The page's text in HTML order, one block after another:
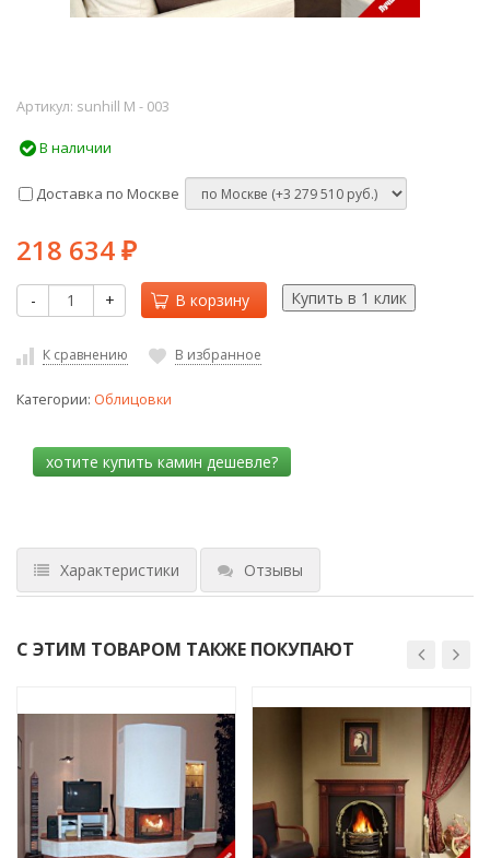
Артикул: sunhill М - 003
В наличии
Доставка по Москве
218 634 ₽
- + В корзину
К сравнению В избранное
Категории: Облицовки
Характеристики Отзывы
С ЭТИМ ТОВАРОМ ТАКЖЕ ПОКУПАЮТ